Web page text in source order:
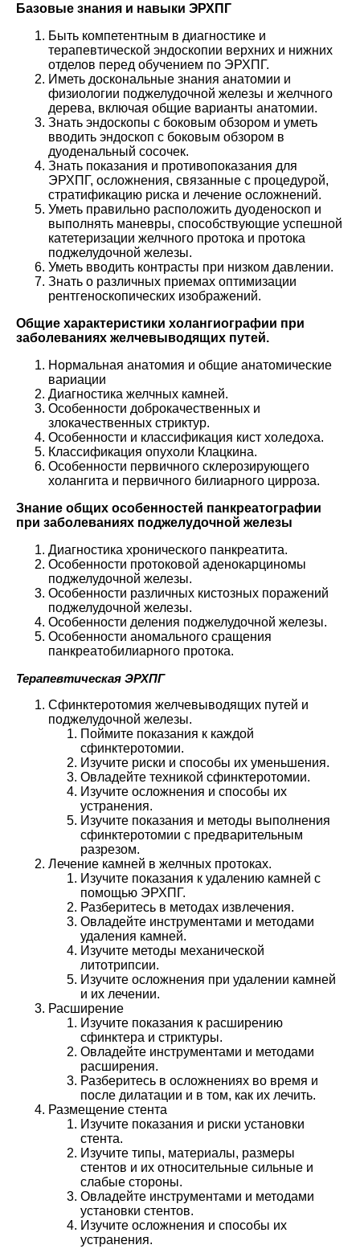
Базовые знания и навыки ЭРХПГ
Быть компетентным в диагностике и
терапевтической эндоскопии верхних и нижних
отделов перед обучением по ЭРХПГ.
Иметь доскональные знания анатомии и
физиологии поджелудочной железы и желчного
дерева, включая общие варианты анатомии.
Знать эндоскопы с боковым обзором и уметь
вводить эндоскоп с боковым обзором в
дуоденальный сосочек.
Знать показания и противопоказания для
ЭРХПГ, осложнения, связанные с процедурой,
стратификацию риска и лечение осложнений.
Уметь правильно расположить дуоденоскоп и
выполнять маневры, способствующие успешной
катетеризации желчного протока и протока
поджелудочной железы.
Уметь вводить контрасты при низком давлении.
Знать о различных приемах оптимизации
рентгеноскопических изображений.
Общие характеристики холангиографии при
заболеваниях желчевыводящих путей.
Нормальная анатомия и общие анатомические
вариации
Диагностика желчных камней.
Особенности доброкачественных и
злокачественных стриктур.
Особенности и классификация кист холедоха.
Классификация опухоли Клацкина.
Особенности первичного склерозирующего
холангита и первичного билиарного цирроза.
Знание общих особенностей панкреатографии
при заболеваниях поджелудочной железы
Диагностика хронического панкреатита.
Особенности протоковой аденокарциномы
поджелудочной железы.
Особенности различных кистозных поражений
поджелудочной железы.
Особенности деления поджелудочной железы.
Особенности аномального сращения
панкреатобилиарного протока.
Терапевтическая ЭРХПГ
Сфинктеротомия желчевыводящих путей и
поджелудочной железы.
Поймите показания к каждой
сфинктеротомии.
Изучите риски и способы их уменьшения.
Овладейте техникой сфинктеротомии.
Изучите осложнения и способы их
устранения.
Изучите показания и методы выполнения
сфинктеротомии с предварительным
разрезом.
Лечение камней в желчных протоках.
Изучите показания к удалению камней с
помощью ЭРХПГ.
Разберитесь в методах извлечения.
Овладейте инструментами и методами
удаления камней.
Изучите методы механической
литотрипсии.
Изучите осложнения при удалении камней
и их лечении.
Расширение
Изучите показания к расширению
сфинктера и стриктуры.
Овладейте инструментами и методами
расширения.
Разберитесь в осложнениях во время и
после дилатации и в том, как их лечить.
Размещение стента
Изучите показания и риски установки
стента.
Изучите типы, материалы, размеры
стентов и их относительные сильные и
слабые стороны.
Овладейте инструментами и методами
установки стентов.
Изучите осложнения и способы их
устранения.